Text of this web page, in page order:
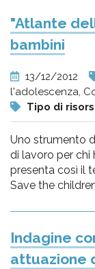
"Atlante
bambini
13/12/2012
l'adolescenza,
Tipo di
Uno strumento
di lavoro per chi
presenta così il
Save the
Indagine
attuazione